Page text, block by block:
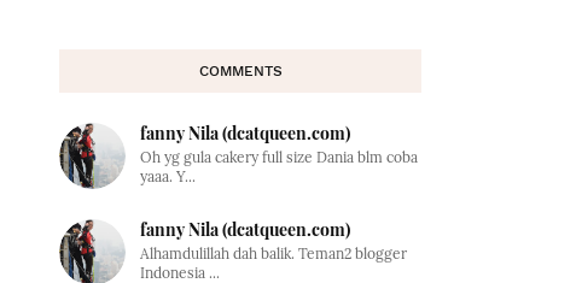
COMMENTS
fanny Nila (dcatqueen.com)
Oh yg gula cakery full size Dania blm coba
yaaa. Y...
fanny Nila (dcatqueen.com)
Alhamdulillah dah balik. Teman2 blogger
Indonesia ...